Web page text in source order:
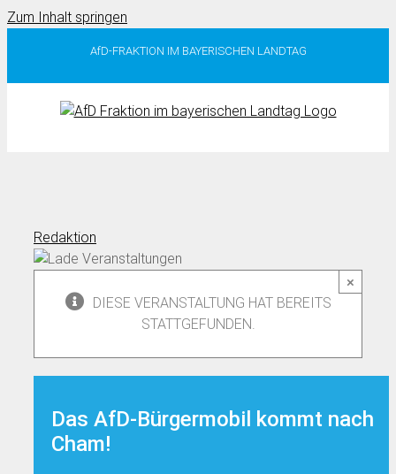
Zum Inhalt springen
AfD-FRAKTION IM BAYERISCHEN LANDTAG
Redaktion
×
DIESE VERANSTALTUNG HAT BEREITS
STATTGEFUNDEN.
Das AfD-Bürgermobil kommt nach
Cham!